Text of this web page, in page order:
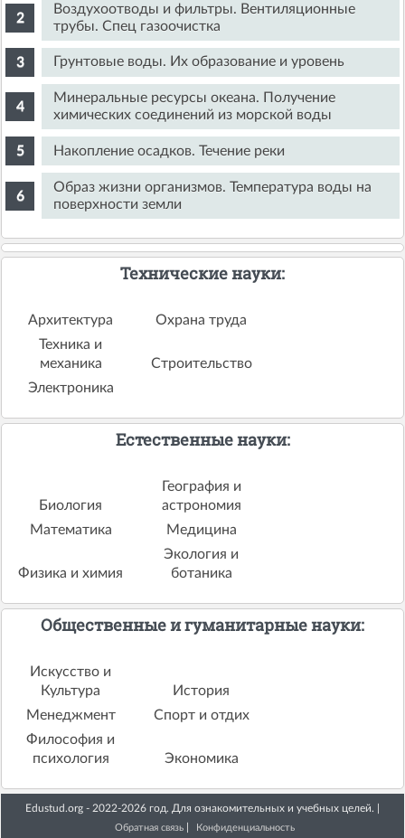
Воздухоотводы и фильтры. Вентиляционные
трубы. Спец газоочистка
Грунтовые воды. Их образование и уровень
Минеральные ресурсы океана. Получение
химических соединений из морской воды
Накопление осадков. Течение реки
Образ жизни организмов. Температура воды на
поверхности земли
Технические науки:
Архитектура
Охрана труда
Техника и
механика
Строительство
Электроника
Естественные науки:
Биология
География и
астрономия
Математика
Медицина
Физика и химия
Экология и
ботаника
Общественные и гуманитарные науки:
Искусство и
Культура
История
Менеджмент
Спорт и отдих
Философия и
психология
Экономика
Edustud.org - 2022-2026 год. Для ознакомительных и учебных целей. |
Обратная связь Конфиденциальность